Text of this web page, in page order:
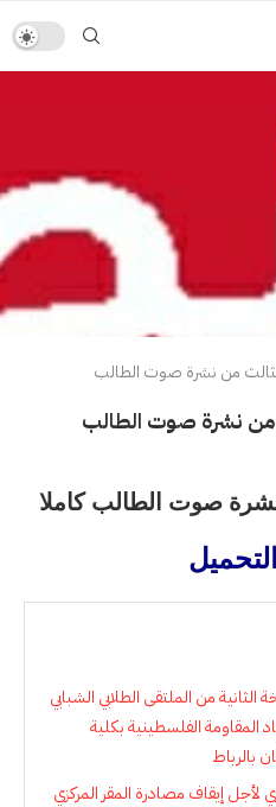
من نشرة صوت الطالب
من نشرة صوت الطالب
صوت الطالب كاملا
من الملتقى الطلابي الشبابي
المقاومة الفلسطينية بكلية
بالرباط
لأجل إيقاف مصادرة المقر المركزي